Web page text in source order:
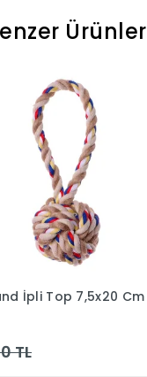
Ürünler
İpli Top 5x40 Cm
TL